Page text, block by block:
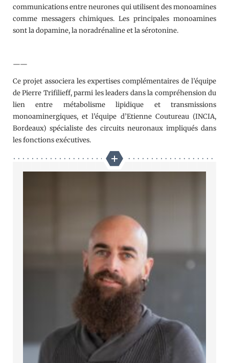
communications entre neurones qui utilisent des monoamines
comme messagers chimiques. Les principales monoamines
sont la dopamine, la noradrénaline et la sérotonine.
——
Ce projet associera les expertises complémentaires de l’équipe
de Pierre Trifilieff, parmi les leaders dans la compréhension du
lien entre métabolisme lipidique et transmissions
monoaminergiques, et l’équipe d’Etienne Coutureau (INCIA,
Bordeaux) spécialiste des circuits neuronaux impliqués dans
les fonctions exécutives.